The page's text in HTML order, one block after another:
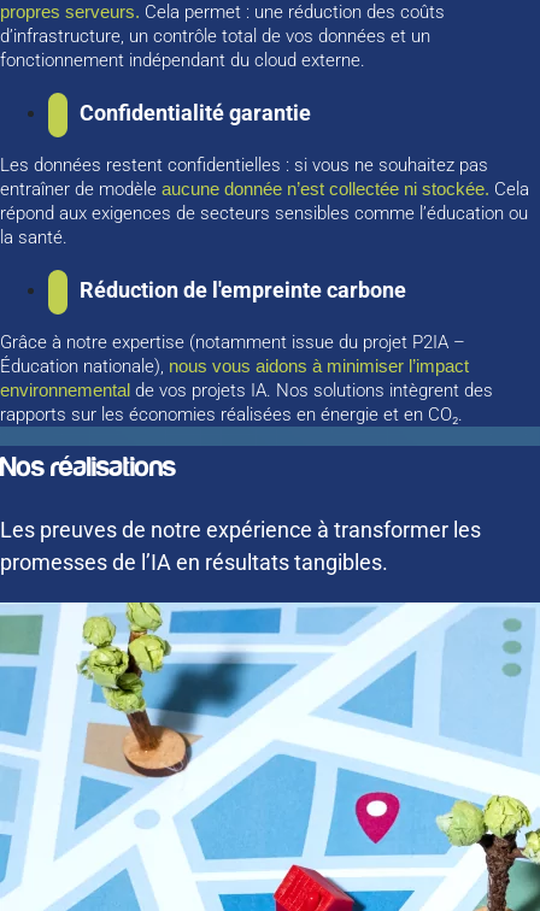
propres serveurs. Cela permet : une réduction des coûts
d’infrastructure, un contrôle total de vos données et un
fonctionnement indépendant du cloud externe.
Confidentialité garantie
Les données restent confidentielles : si vous ne souhaitez pas
entraîner de modèle aucune donnée n’est collectée ni stockée. Cela
répond aux exigences de secteurs sensibles comme l’éducation ou
la santé.
Réduction de l'empreinte carbone
Grâce à notre expertise (notamment issue du projet P2IA –
Éducation nationale), nous vous aidons à minimiser l’impact
environnemental de vos projets IA. Nos solutions intègrent des
rapports sur les économies réalisées en énergie et en CO₂.
Nos réalisations
Les preuves de notre expérience à transformer les
promesses de l’IA en résultats tangibles.